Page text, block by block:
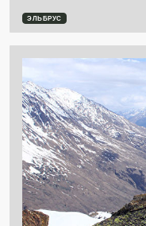
ЭЛЬБРУС